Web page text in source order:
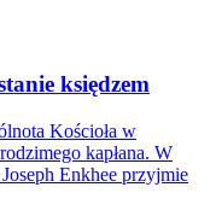
księdzem
Kościoła w
kapłana. W
Enkhee przyjmie